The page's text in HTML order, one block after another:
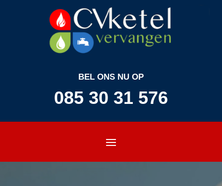
BEL ONS NU OP
085 30 31 576